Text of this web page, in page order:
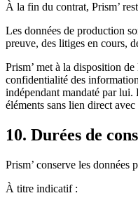
À la fin du contrat, Prism’
Les données de production
preuve, des litiges en cours,
Prism’ met à la disposition
confidentialité des
indépendant mandaté par lui.
éléments sans lien direct
10. Durées de
Prism’ conserve les
À titre indicatif :